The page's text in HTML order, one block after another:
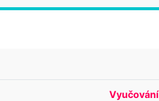
Vyučování